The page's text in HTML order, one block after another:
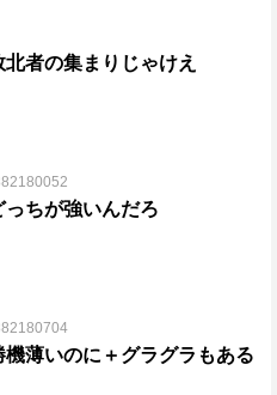
者の集まりじゃけえ
ちが強いんだろ
薄いのに＋グラグラもある